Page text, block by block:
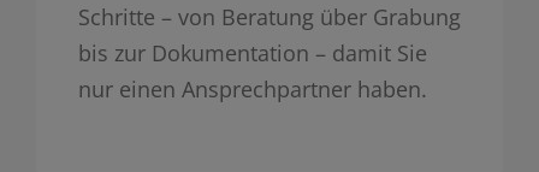
Schritte – von Beratung über Grabung
bis zur Dokumentation – damit Sie
nur einen Ansprechpartner haben.